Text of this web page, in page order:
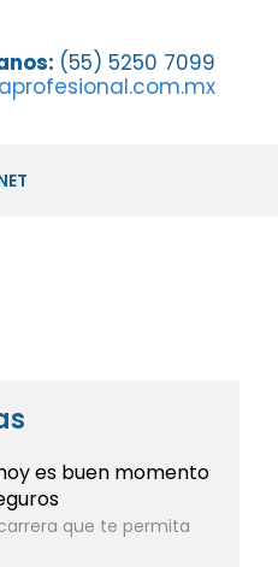
(55) 5250 7099
es buen momento
que te permita